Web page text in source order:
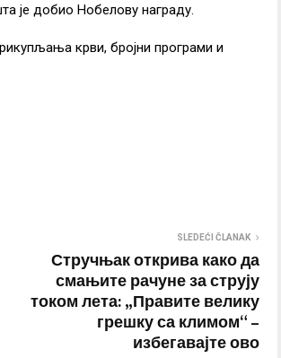
је добио Нобелову награду.
крви, бројни програми и
SLEDEĆI ČLANAK
Стручњак открива како да
смањите рачуне за струју
током лета: „Правите велику
грешку са климом“ –
избегавајте ово